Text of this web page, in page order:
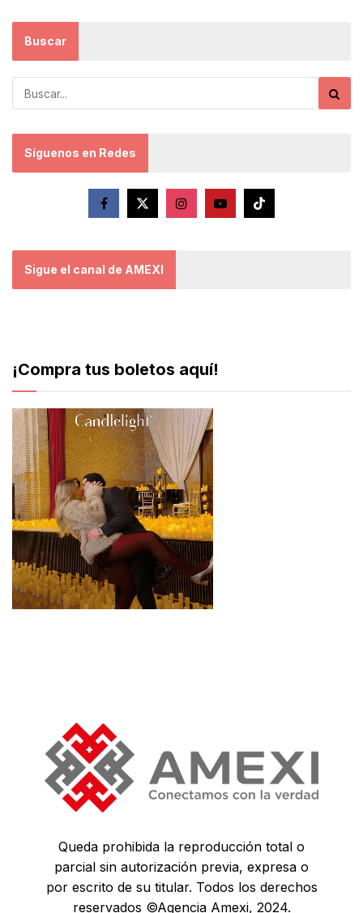
Buscar
Síguenos en Redes
Sigue el canal de AMEXI
¡Compra tus boletos aquí!
Queda prohibida la reproducción total o
parcial sin autorización previa, expresa o
por escrito de su titular. Todos los derechos
reservados ©Agencia Amexi, 2024.